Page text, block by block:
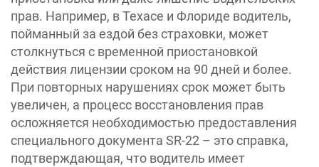
прав. Например, в Техасе и Флориде водитель,
пойманный за ездой без страховки, может
столкнуться с временной приостановкой
действия лицензии сроком на 90 дней и более.
При повторных нарушениях срок может быть
увеличен, а процесс восстановления прав
осложняется необходимостью предоставления
специального документа SR-22 – это справка,
подтверждающая, что водитель имеет